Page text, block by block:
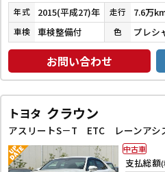
年式 2015(平成27)年 走行 7.6万
車検 車検整備付 色
お問い合わせ
トヨタ クラウン
支払総額
中古車